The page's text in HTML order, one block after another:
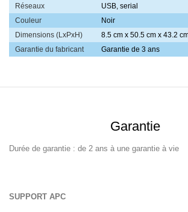
Réseaux
USB, serial
Couleur
Noir
Dimensions (LxPxH)
8.5 cm x 50.5 cm x 43.2
Garantie du fabricant
Garantie de 3 ans
Garantie
Durée de garantie : de 2 ans à une garantie à vie
SUPPORT APC